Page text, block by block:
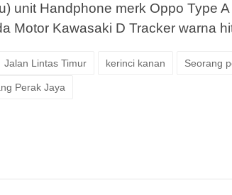
unit Handphone merk Oppo Type
Motor Kawasaki D Tracker warna
Jalan Lintas Timur kerinci kanan Seorang
Perak Jaya